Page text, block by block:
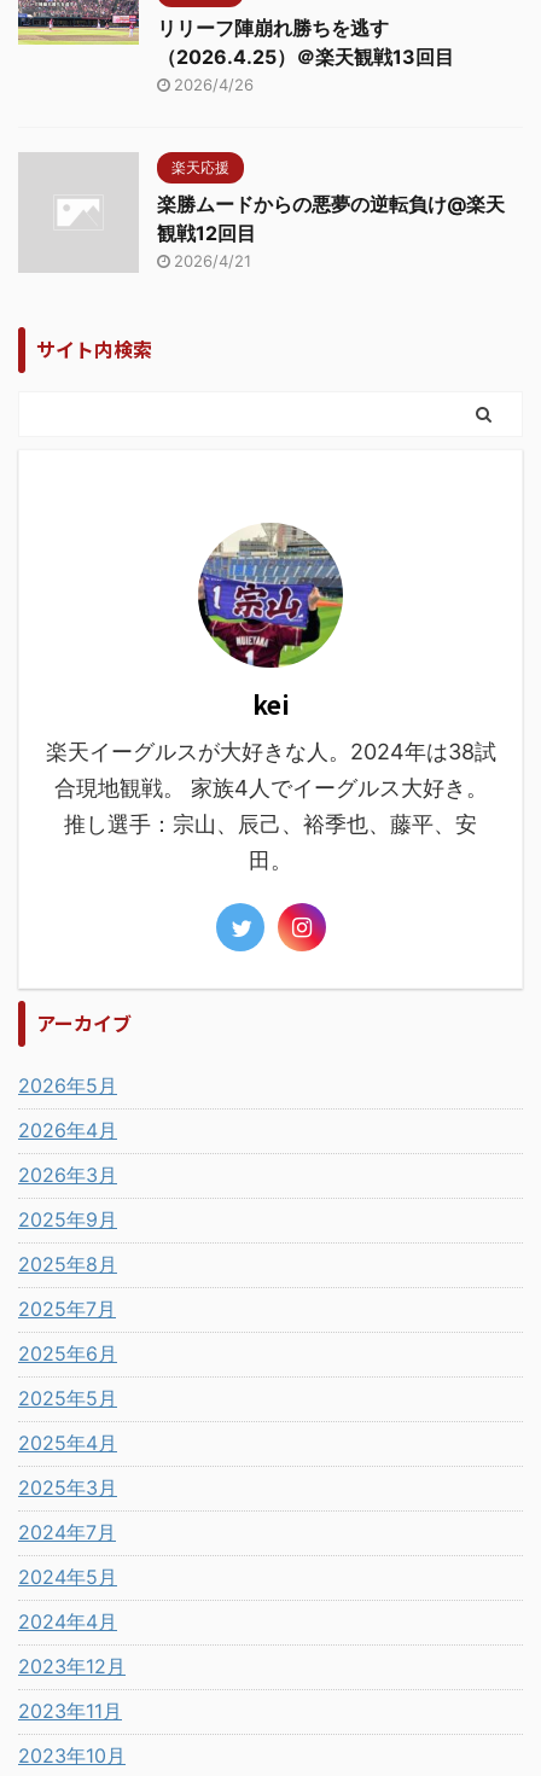
リリーフ陣崩れ勝ちを逃す
（2026.4.25）＠楽天観戦13回目
2026/4/26
楽天応援
楽勝ムードからの悪夢の逆転負け@楽天
観戦12回目
2026/4/21
サイト内検索
kei
楽天イーグルスが大好きな人。2024年は38試
合現地観戦。 家族4人でイーグルス大好き。
推し選手：宗山、辰己、裕季也、藤平、安
田。
アーカイブ
2026年5月
2026年4月
2026年3月
2025年9月
2025年8月
2025年7月
2025年6月
2025年5月
2025年4月
2025年3月
2024年7月
2024年5月
2024年4月
2023年12月
2023年11月
2023年10月